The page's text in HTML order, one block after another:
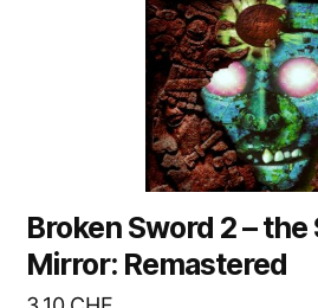
Broken Sword 2 – the
Mirror: Remastered